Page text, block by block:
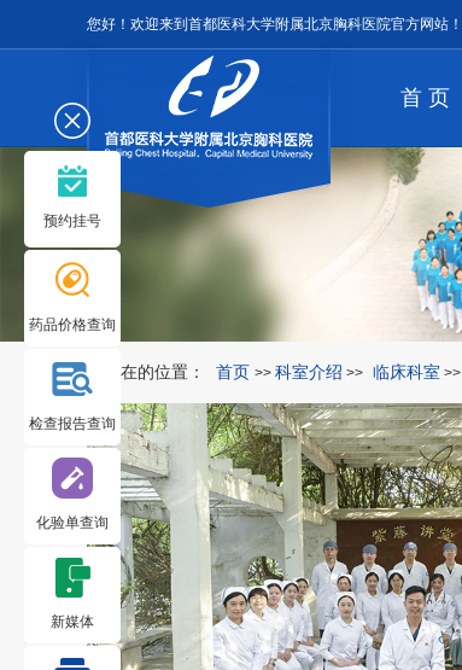
您好！欢迎来到首都医科大学附属北京胸科医院官方网站！
首 页
您所在的位置： 首页 >> 科室介绍 >> 临床科室 >>
预约挂号
药品价格查询
检查报告查询
化验单查询
新媒体